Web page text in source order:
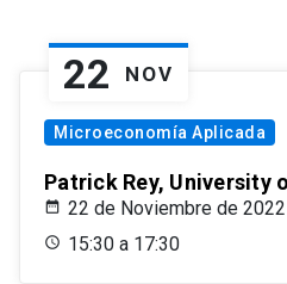
22 NOV
Microeconomía Aplicada
Patrick Rey, University
22 de Noviembre de 2022
15:30 a 17:30